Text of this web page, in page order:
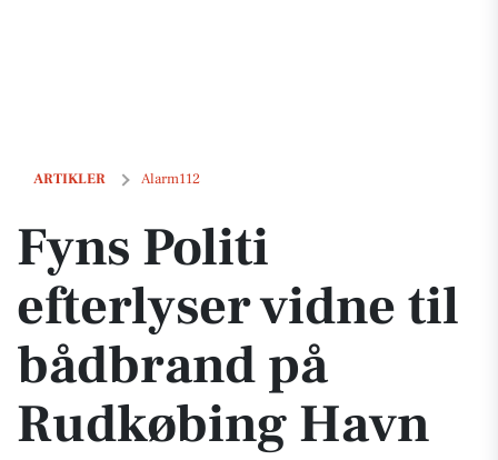
ARTIKLER Alarm112
Fyns Politi efterlyser vidne til bådbrand på Rudkøbing Havn
Fyns Politi
efterlyser vidne til
bådbrand på
Rudkøbing Havn